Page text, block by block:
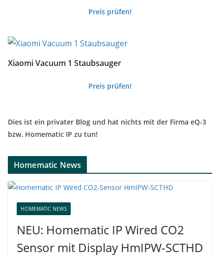
Preis prüfen!
Xiaomi Vacuum 1 Staubsauger
Preis prüfen!
Dies ist ein privater Blog und hat nichts mit der Firma eQ-3
bzw. Homematic IP zu tun!
Homematic News
HOMEMATIC NEWS
NEU: Homematic IP Wired CO2
Sensor mit Display HmIPW-SCTHD